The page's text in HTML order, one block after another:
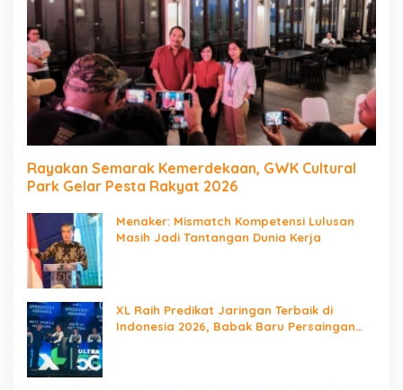
Rayakan Semarak Kemerdekaan, GWK Cultural
Park Gelar Pesta Rakyat 2026
Menaker: Mismatch Kompetensi Lulusan
Masih Jadi Tantangan Dunia Kerja
XL Raih Predikat Jaringan Terbaik di
Indonesia 2026, Babak Baru Persaingan